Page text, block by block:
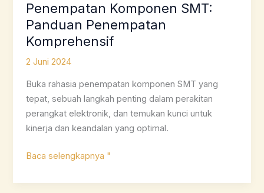
Penempatan Komponen SMT:
Panduan Penempatan
Komprehensif
2 Juni 2024
Buka rahasia penempatan komponen SMT yang
tepat, sebuah langkah penting dalam perakitan
perangkat elektronik, dan temukan kunci untuk
kinerja dan keandalan yang optimal.
Penempatan
SMT:
Baca selengkapnya "